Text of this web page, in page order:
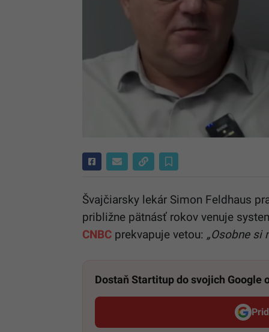
Švajčiarsky lekár Simon Feldhaus
približne pätnásť rokov venuje
CNBC prekvapuje vetou: „Osobne si
Dostaň Startitup do svojich Google